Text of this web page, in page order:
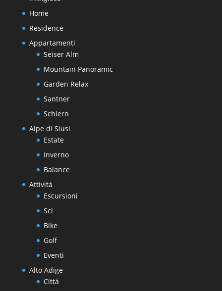
Home
Residence
Appartamenti
Seiser Alm
Mountain Panoramic
Garden Relax
Santner
Schlern
Alpe di Siusi
Estate
Inverno
Balance
Attivitá
Escursioni
Sci
Bike
Golf
Eventi
Alto Adige
Cittá